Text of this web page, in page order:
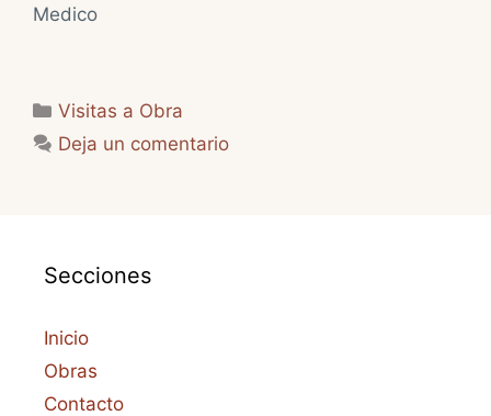
Medico
Categorías
Visitas a Obra
Deja un comentario
Secciones
Inicio
Obras
Contacto